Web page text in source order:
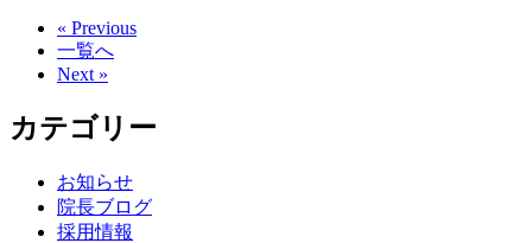
« Previous
一覧へ
Next »
カテゴリー
お知らせ
院長ブログ
採用情報